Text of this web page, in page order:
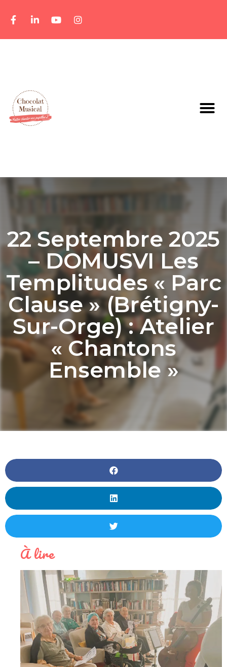
22 Septembre 2025
– DOMUSVI Les
Templitudes « Parc
Clause » (Brétigny-
Sur-Orge) : Atelier
« Chantons
Ensemble »
À lire